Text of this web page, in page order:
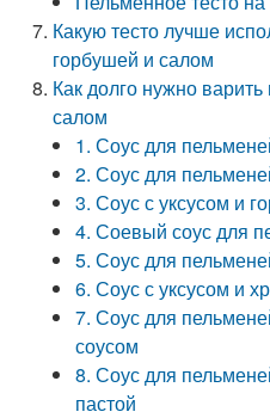
Какую тесто лучше
горбушей и салом
Как долго нужно
салом
1. Соус для
2. Соус для
3. Соус с уксусом и
4. Соевый соус для
5. Соус для
6. Соус с уксусом и
7. Соус для
соусом
8. Соус для
пастой